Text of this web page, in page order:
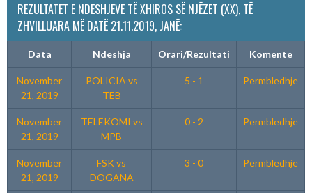
REZULTATET E NDESHJEVE TË XHIROS SË NJËZET (XX), TË
ZHVILLUARA MË DATË 21.11.2019, JANË:
Data Ndeshja Orari/Rezultati Komente
November
21, 2019
POLICIA vs
TEB
5 - 1 Permbledhje
November
21, 2019
TELEKOMI vs
MPB
0 - 2 Permbledhje
November
21, 2019
FSK vs
DOGANA
3 - 0 Permbledhje